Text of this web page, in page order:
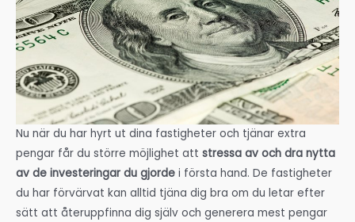
Nu när du har hyrt ut dina fastigheter och tjänar extra
pengar får du större möjlighet att stressa av och dra nytta
av de investeringar du gjorde i första hand. De fastigheter
du har förvärvat kan alltid tjäna dig bra om du letar efter
sätt att återuppfinna dig själv och generera mest pengar